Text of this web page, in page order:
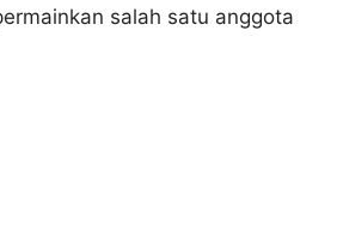
salah satu anggota